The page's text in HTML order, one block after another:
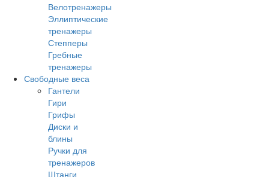
Велотренажеры
Эллиптические
тренажеры
Степперы
Гребные
тренажеры
Свободные веса
Гантели
Гири
Грифы
Диски и
блины
Ручки для
тренажеров
Штанги